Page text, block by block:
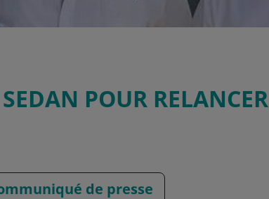
POUR RELANCER
de presse